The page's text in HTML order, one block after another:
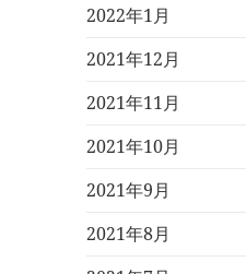
2022年1月
2021年12月
2021年11月
2021年10月
2021年9月
2021年8月